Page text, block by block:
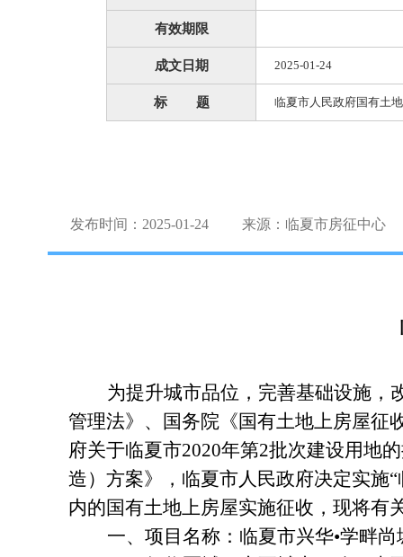
有效期限
成文日期 2025-01-24
标 题 临夏市人民政府国有土
发布时间：2025-01-24 来源：临夏市房征中心
为提升城市品位，完善基础设施，
管理法》、国务院 《国有土地上房屋
府关于临夏市2020年第2批次建设用地
造）方案》
， 临夏市人民政府决定实施“
内的国有土地上房屋实施征收 ， 现将有
一、 项目名称：临夏市兴华•学畔